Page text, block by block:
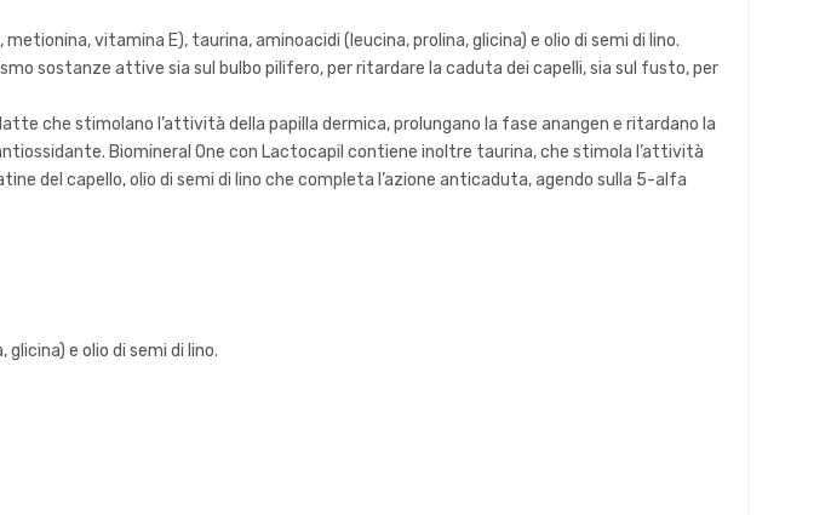
vitamina E), taurina, aminoacidi (leucina, prolina, glicina) e olio di semi di lino.
sostanze attive sia sul bulbo pilifero, per ritardare la caduta dei capelli, sia sul fusto, per
che stimolano l’attività della papilla dermica, prolungano la fase anangen e ritardano la
Biomineral One con Lactocapil contiene inoltre taurina, che stimola l’attività
del capello, olio di semi di lino che completa l’azione anticaduta, agendo sulla 5-alfa
e olio di semi di lino.